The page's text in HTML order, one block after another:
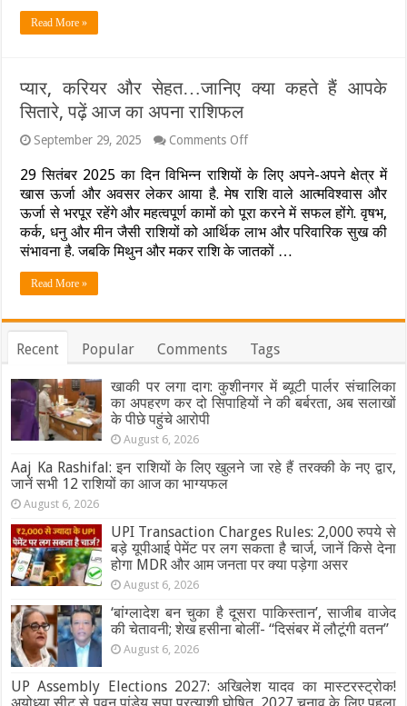
Read More »
प्यार, करियर और सेहत…जानिए क्या कहते हैं आपके
सितारे, पढ़ें आज का अपना राशिफल
September 29, 2025 Comments Offon
करियर
और
सेहत…
जानिए
क्या
कहते
आज
अपना
29 सितंबर 2025 का दिन विभिन्न राशियों के लिए अपने-अपने क्षेत्र में
खास ऊर्जा और अवसर लेकर आया है. मेष राशि वाले आत्मविश्वास और
ऊर्जा से भरपूर रहेंगे और महत्वपूर्ण कामों को पूरा करने में सफल होंगे. वृषभ,
कर्क, धनु और मीन जैसी राशियों को आर्थिक लाभ और परिवारिक सुख की
संभावना है. जबकि मिथुन और मकर राशि के जातकों …
Read More »
Recent Popular Comments Tags
खाकी पर लगा दाग: कुशीनगर में ब्यूटी पार्लर संचालिका
का अपहरण कर दो सिपाहियों ने की बर्बरता, अब सलाखों
के पीछे पहुंचे आरोपी
August 6, 2026
Aaj Ka Rashifal: इन राशियों के लिए खुलने जा रहे हैं तरक्की के नए द्वार,
जानें सभी 12 राशियों का आज का भाग्यफल
August 6, 2026
UPI Transaction Charges Rules: 2,000 रुपये से
बड़े यूपीआई पेमेंट पर लग सकता है चार्ज, जानें किसे देना
होगा MDR और आम जनता पर क्या पड़ेगा असर
August 6, 2026
‘बांग्लादेश बन चुका है दूसरा पाकिस्तान’, साजीब वाजेद
की चेतावनी; शेख हसीना बोलीं- “दिसंबर में लौटूंगी वतन”
August 6, 2026
UP Assembly Elections 2027: अखिलेश यादव का मास्टरस्ट्रोक!